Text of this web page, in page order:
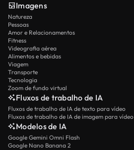
Imagens
Natureza
Pessoas
Amor e Relacionamentos
Fitness
Videografia aérea
Alimentos e bebidas
Viagem
Transporte
Tecnologia
Zoom de fundo virtual
Fluxos de trabalho de IA
Fluxos de trabalho de IA de texto para vídeo
Fluxos de trabalho de IA de imagem para vídeo
Modelos de IA
Google Gemini Omni Flash
Google Nano Banana 2